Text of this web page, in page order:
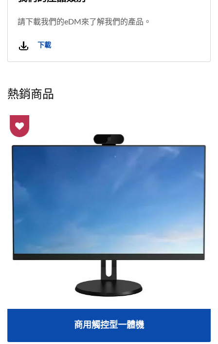
請下載我們的eDM來了解我們的產品。
下載
熱銷商品
商用觸控型一體機